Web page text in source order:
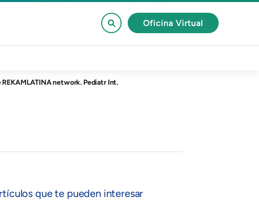
Oficina Virtual
network. Pediatr Int.
que te pueden interesar